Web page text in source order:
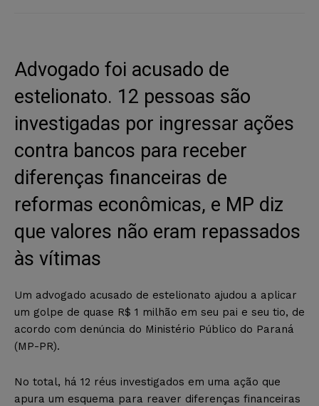
Advogado foi acusado de
estelionato. 12 pessoas são
investigadas por ingressar ações
contra bancos para receber
diferenças financeiras de
reformas econômicas, e MP diz
que valores não eram repassados
às vítimas
Um advogado acusado de estelionato ajudou a aplicar
um golpe de quase R$ 1 milhão em seu pai e seu tio, de
acordo com denúncia do Ministério Público do Paraná
(MP-PR).
No total, há 12 réus investigados em uma ação que
apura um esquema para reaver diferenças financeiras